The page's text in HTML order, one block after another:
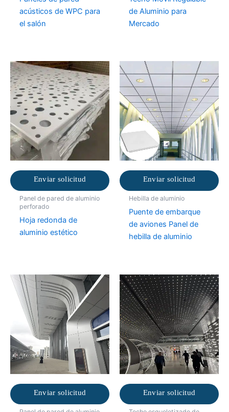
acústicos de WPC para
el salón
de Aluminio para
Mercado
Enviar solicitud
Panel de pared de aluminio
perforado
Hoja redonda de
aluminio estético
Enviar solicitud
Hebilla de aluminio
Puente de embarque
de aviones Panel de
hebilla de aluminio
Enviar solicitud Enviar solicitud